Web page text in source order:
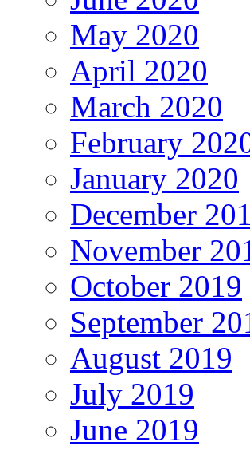
May 2020
April 2020
March 2020
February
January 2020
December
November
October 2019
September
August 2019
July 2019
June 2019